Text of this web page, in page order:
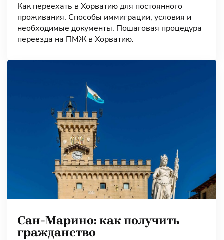
Как переехать в Хорватию для постоянного
проживания. Способы иммиграции, условия и
необходимые документы. Пошаговая процедура
переезда на ПМЖ в Хорватию.
Сан-Марино: как получить
гражданство